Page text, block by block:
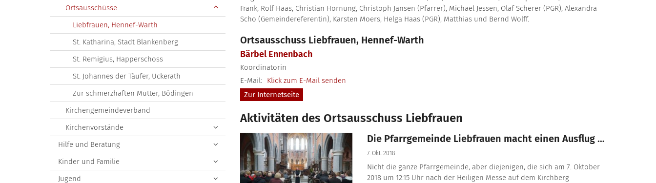
Frank, Rolf Haas, Christian Hornung, Christoph Jansen (Pfarrer), Michael Jessen, Olaf Scherer (PGR), Alexandra
Scho (Gemeindereferentin), Karsten Moers, Helga Haas (PGR), Matthias und Bernd Wolff.
Ortsausschuss Liebfrauen, Hennef-Warth
BärbelEnnenbach
Koordinatorin
E-Mail:
Klick zum E-Mail senden
Zur Internetseite
Aktivitäten des Ortsausschuss Liebfrauen
Die Pfarrgemeinde Liebfrauen macht einen Ausflug …
7. Okt. 2018
Nicht die ganze Pfarrgemeinde, aber diejenigen, die sich am 7. Oktober
2018 um 12:15 Uhr nach der Heiligen Messe auf dem Kirchberg
Ortsausschüsse
Liebfrauen, Hennef-Warth
St. Katharina, Stadt Blankenberg
St. Remigius, Happerschoss
St. Johannes der Täufer, Uckerath
Zur schmerzhaften Mutter, Bödingen
Kirchengemeindeverband
Kirchenvorstände
Hilfe und Beratung
Kinder und Familie
Jugend